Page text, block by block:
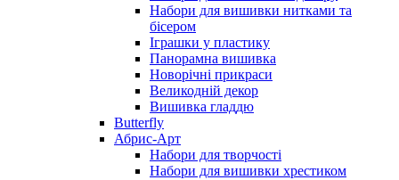
Набори для вишивки нитками та
бісером
Іграшки у пластику
Панорамна вишивка
Новорічні прикраси
Великодній декор
Вишивка гладдю
Butterfly
Абрис-Арт
Набори для творчості
Набори для вишивки хрестиком